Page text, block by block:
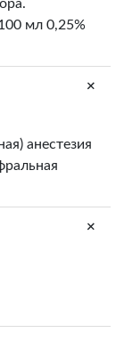
мл 0,25%
+
анестезия
+